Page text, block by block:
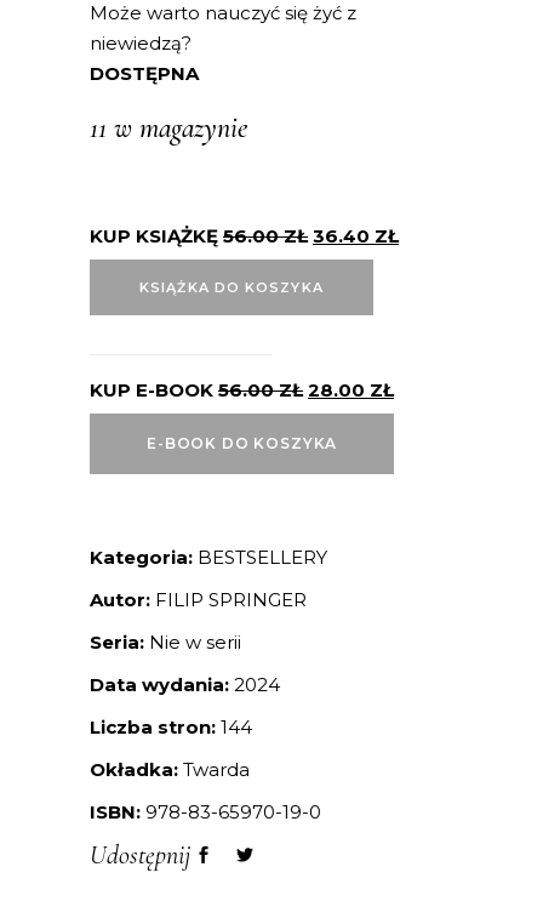
Może warto nauczyć się żyć z
niewiedzą?
DOSTĘPNA
11 w magazynie
KUP KSIĄŻKĘ 56.00ZŁ 36.40 ZŁ
KSIĄŻKA DO KOSZYKA
KUP E-BOOK 56.00ZŁ 28.00 ZŁ
E-BOOK DO KOSZYKA
Kategoria: BESTSELLERY
Autor: FILIP SPRINGER
Seria: Nie w serii
Data wydania: 2024
Liczba stron: 144
Okładka: Twarda
ISBN: 978-83-65970-19-0
Udostępnij